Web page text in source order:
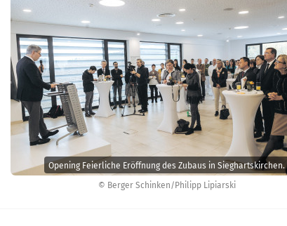
© Berger Schinken/Philipp Lipiarski
Opening Feierliche Eröffnung des Zubaus in Sieghartskirchen.